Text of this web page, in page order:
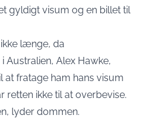
gyldigt visum og en billet til
længe, da
Australien, Alex Hawke,
at fratage ham hans visum
retten ikke til at overbevise.
lyder dommen.